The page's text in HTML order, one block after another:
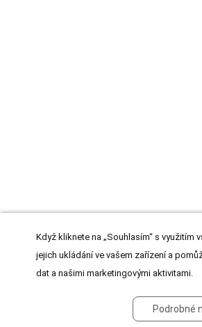
Když kliknete na „Souhlasím“ s
jejich ukládání ve vašem zařízení a
dat a našimi marketingovými aktivitami.
Podrobné